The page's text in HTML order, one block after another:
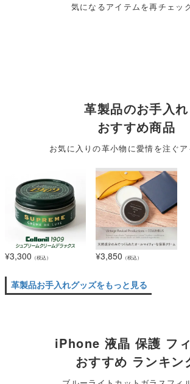
気になるアイテムを再チェッ
革製品のお手入れ
おすすめ商品
お気に入りの革小物に愛情を注ぐ
¥3,300 （税込） ¥3,850 （税込）
革製品お手入れグッズをもっと見る
iPhone 液晶 保護 フ
おすすめ ランキン